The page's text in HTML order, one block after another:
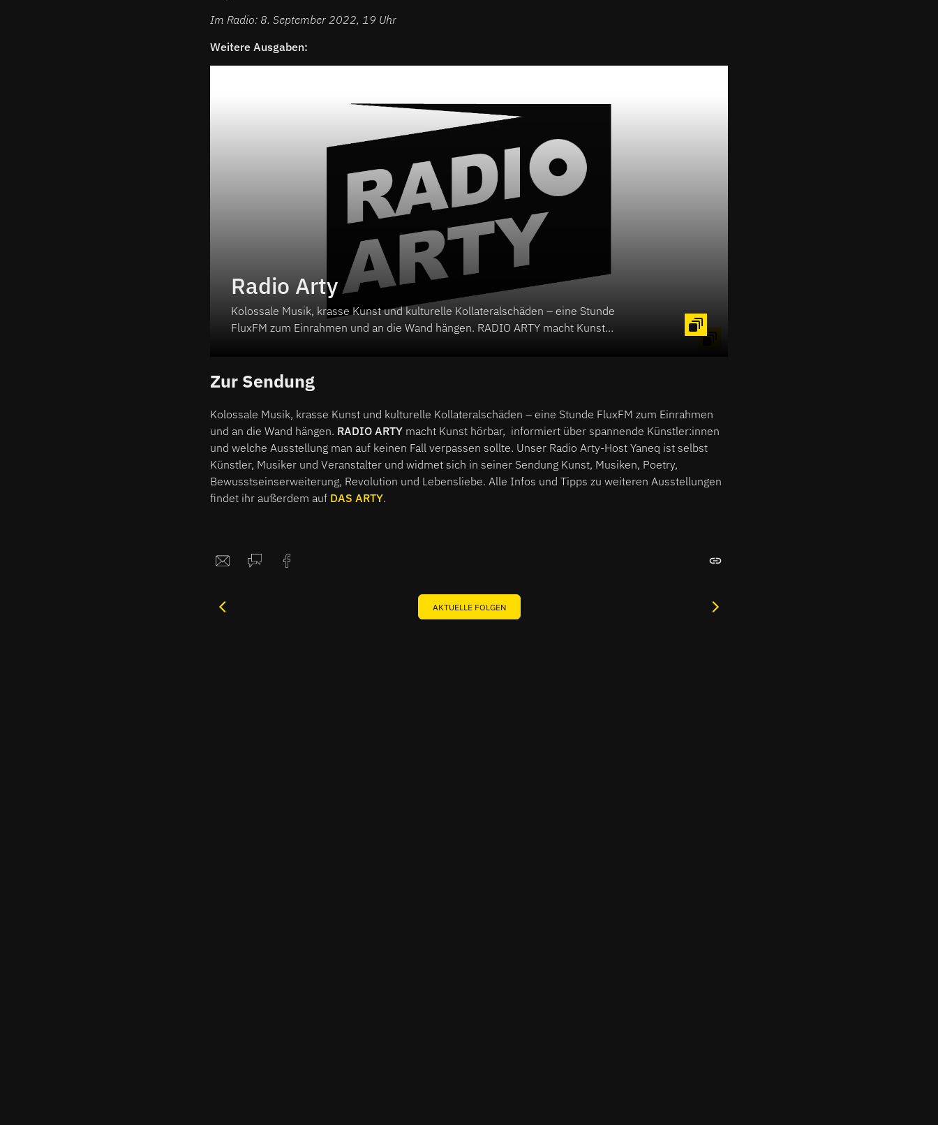
Im Radio: 8. September 2022, 19 Uhr
Weitere Ausgaben:
Radio Arty
Kolossale Musik, krasse Kunst und kulturelle Kollateralschäden – eine Stunde
FluxFM zum Einrahmen und an die Wand hängen. RADIO ARTY macht Kunst
Musiker und Veranstalter und widmet sich in seiner Sendung Kunst, Musiken,
Poetry, Bewusstseinserweiterung, Revolution und Lebensliebe. Jeden Sonntag 16
Uhr im FluxFM Programm.
Zur Sendung
Kolossale Musik, krasse Kunst und kulturelle Kollateralschäden – eine Stunde FluxFM zum Einrahmen
und an die Wand hängen. RADIO ARTY macht Kunst hörbar, informiert über spannende Künstler:innen
und welche Ausstellung man auf keinen Fall verpassen sollte. Unser Radio Arty-Host Yaneq ist selbst
Künstler, Musiker und Veranstalter und widmet sich in seiner Sendung Kunst, Musiken, Poetry,
Bewusstseinserweiterung, Revolution und Lebensliebe. Alle Infos und Tipps zu weiteren Ausstellungen
findet ihr außerdem auf DAS ARTY.
AKTUELLE FOLGEN